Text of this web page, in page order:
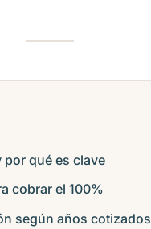
por qué es clave
cobrar el 100%
según años cotizados